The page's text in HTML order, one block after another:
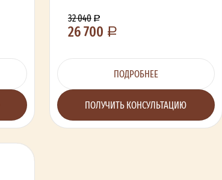
32 040
26 700
ПОДРОБНЕЕ
ПОЛУЧИТЬ КОНСУЛЬТАЦИЮ